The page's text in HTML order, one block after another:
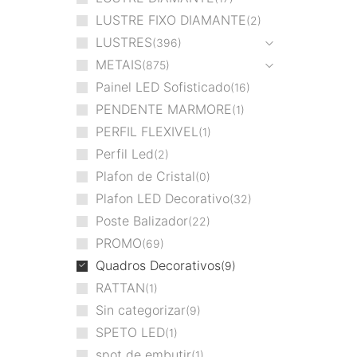
LUSTRE FIXO DIAMANTE 2
LUSTRES 396
METAIS 875
Painel LED Sofisticado 16
PENDENTE MARMORE 1
PERFIL FLEXIVEL 1
Perfil Led 2
Plafon de Cristal 0
Plafon LED Decorativo 32
Poste Balizador 22
PROMO 69
Quadros Decorativos 9
RATTAN 1
Sin categorizar 9
SPETO LED 1